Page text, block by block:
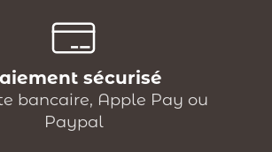
sécurisé
bancaire, Apple Pay ou
Paypal